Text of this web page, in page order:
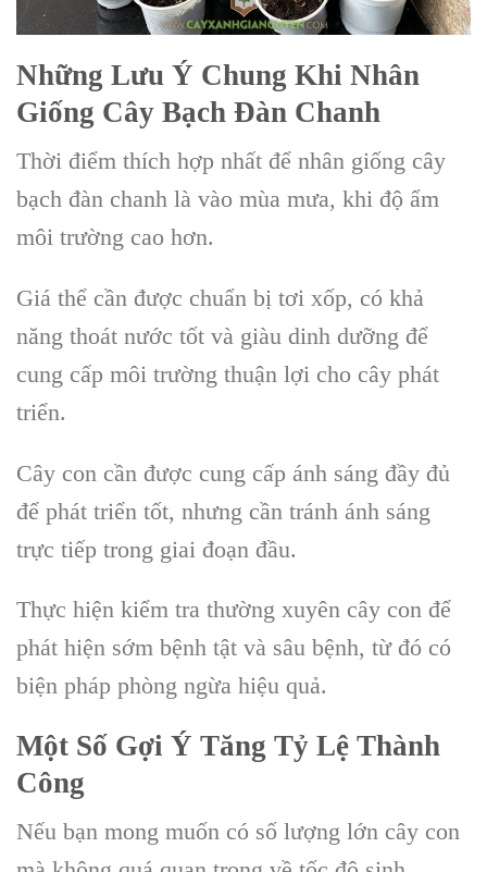
Những Lưu Ý Chung Khi Nhân
Giống Cây Bạch Đàn Chanh
Thời điểm thích hợp nhất để nhân giống cây
bạch đàn chanh là vào mùa mưa, khi độ ẩm
môi trường cao hơn.
Giá thể cần được chuẩn bị tơi xốp, có khả
năng thoát nước tốt và giàu dinh dưỡng để
cung cấp môi trường thuận lợi cho cây phát
triển.
Cây con cần được cung cấp ánh sáng đầy đủ
để phát triển tốt, nhưng cần tránh ánh sáng
trực tiếp trong giai đoạn đầu.
Thực hiện kiểm tra thường xuyên cây con để
phát hiện sớm bệnh tật và sâu bệnh, từ đó có
biện pháp phòng ngừa hiệu quả.
Một Số Gợi Ý Tăng Tỷ Lệ Thành
Công
Nếu bạn mong muốn có số lượng lớn cây con